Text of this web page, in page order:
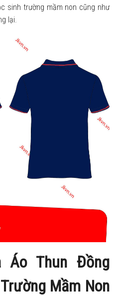
sinh trường mầm non cũng như
lại.
Áo Thun Đồng
Mầm Non